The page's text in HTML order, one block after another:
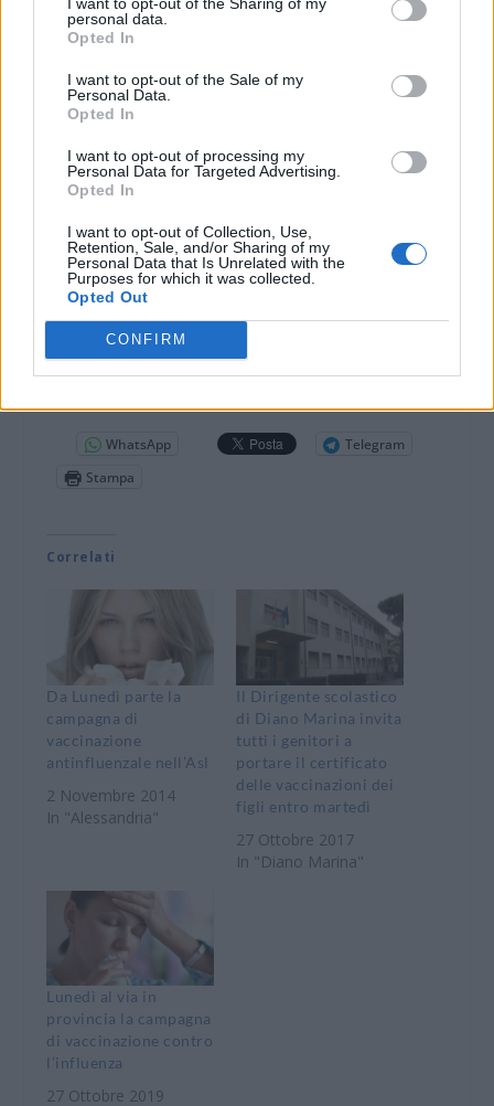
personal data.
Opted In
I want to opt-out of the Sale of my
Personal Data.
Opted In
I want to opt-out of processing my
Personal Data for Targeted Advertising.
Opted In
I want to opt-out of Collection, Use,
Retention, Sale, and/or Sharing of my
Personal Data that Is Unrelated with the
Purposes for which it was collected.
Opted Out
CONFIRM
DOWNLOAD QR 🠋
WhatsApp
Telegram
Stampa
Correlati
Da Lunedì parte la
campagna di
vaccinazione
antinfluenzale nell’Asl
2 Novembre 2014
In "Alessandria"
Il Dirigente scolastico
di Diano Marina invita
tutti i genitori a
portare il certificato
delle vaccinazioni dei
figli entro martedì
27 Ottobre 2017
In "Diano Marina"
Lunedì al via in
provincia la campagna
di vaccinazione contro
l’influenza
27 Ottobre 2019